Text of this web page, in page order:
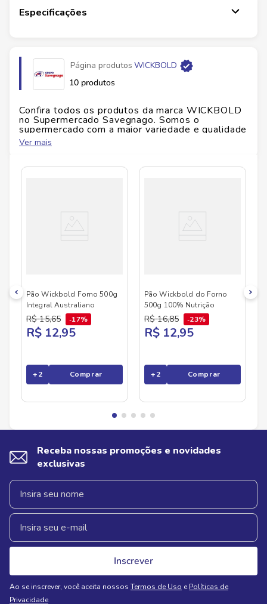
sobremesa rápida.
Savegnago você encontra o equilíbrio entre tradição
e conveniência. Para informações sobre alérgenos e
glúten, verifique a embalagem do produto. Aproveite
as ofertas e compre já para começar o dia com sabor.
Ficha Técnica
Marca:Wickbold
Especificações
Página produtos WICKBOLD
10 produtos
Confira todos os produtos da marca WICKBOLD
no Supermercado Savegnago. Somos o
supermercado com a maior variedade e qualidade
do Brasil!
de produtos WICKBOLD , confira abaixo:
Ver mais
Pão Wickbold Forno 500g
Integral Australiano
R$ 15,65 17%
R$ 12,95
+2 Comprar
Pão Wickbold do Forno
500g 100% Nutrição
R$ 16,85 23%
R$ 12,95
+2 Comprar
Receba nossas promoções e novidades
exclusivas
Inscrever
Ao se inscrever, você aceita nossos Termos de Uso e Políticas de
Privacidade